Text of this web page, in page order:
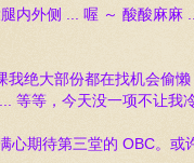
内外侧 ... 喔 ～ 酸酸麻麻
绝大部份都在找机会偷
等等，今天没一项不让我
期待第三堂的 OBC。或